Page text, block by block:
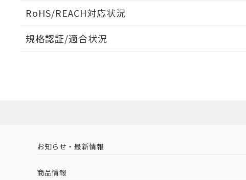
RoHS/REACH対応状況
EU RoHS 注意事項・凡例
中国 RoHS 注意事項・凡例
規格認証/適合状況
（イギリス
（ノルウェー
お知らせ・最新情報
商品情報